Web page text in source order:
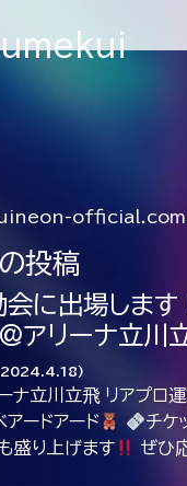
ション
official.com
投稿
に出場します
アリーナ立川
立川立飛 リアプロ
ードアード チケ
盛り上げます
ぜひ